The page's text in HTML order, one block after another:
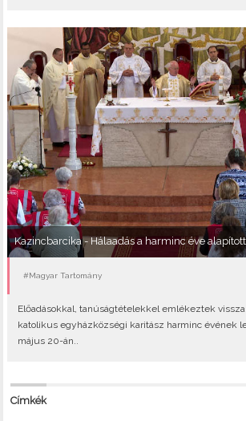
Kazincbarcika - Hálaadás a harminc éve
#Magyar Tartomány
Előadásokkal, tanúságtételekkel emlékeztek
katolikus egyházközségi karitász harminc évének
május 20-án..
Címkék